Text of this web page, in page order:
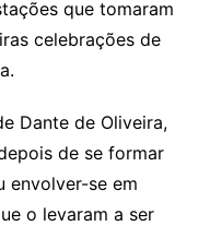
que tomaram
celebrações de
Dante de Oliveira,
de se formar
envolver-se em
o levaram a ser